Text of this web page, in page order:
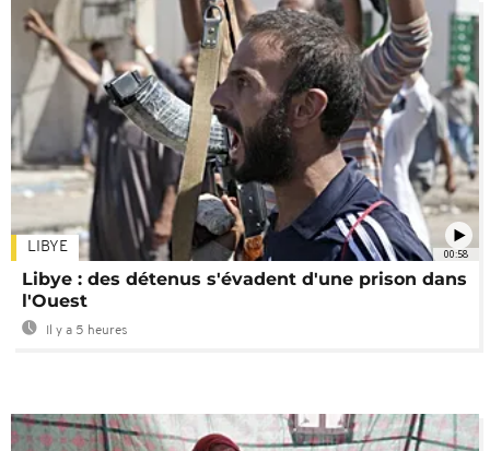
00:58
LIBYE
Libye : des détenus s'évadent d'une prison dans
l'Ouest
Il y a 5 heures